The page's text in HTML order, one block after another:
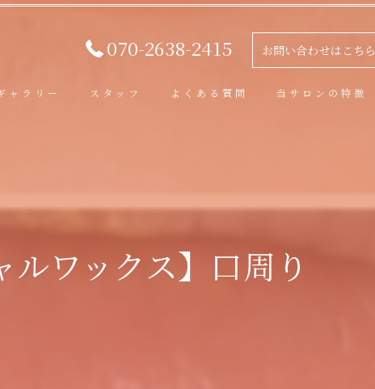
070-2638-2415 お問い合わせはこちら
ャラリー スタッフ よくある質問 当サロンの特徴
リラクゼーション
ルワックス】口周り